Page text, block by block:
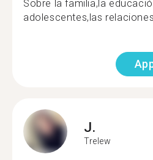
Sobre la familia,la
adolescentes,las
J.
Trelew